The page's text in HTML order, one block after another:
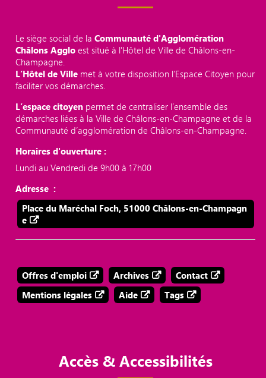
Le siège social de laCommunauté d'Agglomération
Châlons Aggloest situé à l'Hôtel de Ville de Châlons-en-
Champagne.
L’Hôtel de Ville met à votre disposition l’Espace Citoyen pour
faciliter vos démarches.
L’espace citoyen permet de centraliser l’ensemble des
démarches liées à la Ville de Châlons-en-Champagne et de la
Communauté d’agglomération de Châlons-en-Champagne.
Horaires d'ouverture :
Lundi au Vendredi de 9h00 à 17h00
Adresse :
Place du Maréchal Foch, 51000 Châlons-en-Champagn
e
Offres d'emploi Archives
Contact
Mentions légales
Aide Tags
Accès & Accessibilités